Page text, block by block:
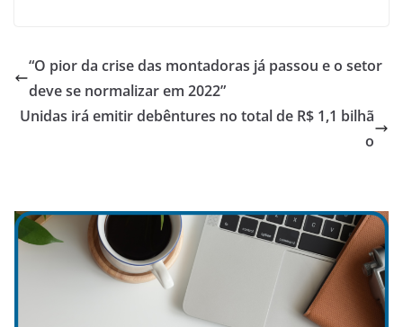
“O pior da crise das montadoras já passou e o setor
deve se normalizar em 2022”
Unidas irá emitir debêntures no total de R$ 1,1 bilhã
o